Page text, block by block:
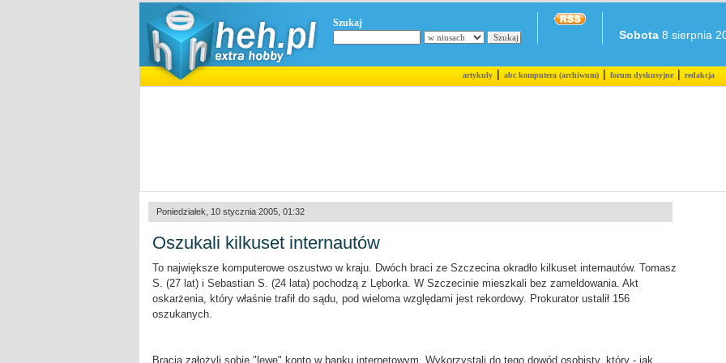
Szukaj
Sobota 8 sierpnia
artykuły|abc komputera (archiwum)|forum dyskusyjne|redakcja
Poniedziałek, 10 stycznia 2005, 01:32
Oszukali kilkuset internautów
To największe komputerowe oszustwo w kraju. Dwóch braci ze Szczecina okradło kilkuset internautów. Tomasz
S. (27 lat) i Sebastian S. (24 lata) pochodzą z Lęborka. W Szczecinie mieszkali bez zameldowania. Akt
oskarżenia, który właśnie trafił do sądu, pod wieloma względami jest rekordowy. Prokurator ustalił 156
oszukanych.
Bracia założyli sobie "lewe" konto w banku internetowym. Wykorzystali do tego dowód osobisty, który - jak